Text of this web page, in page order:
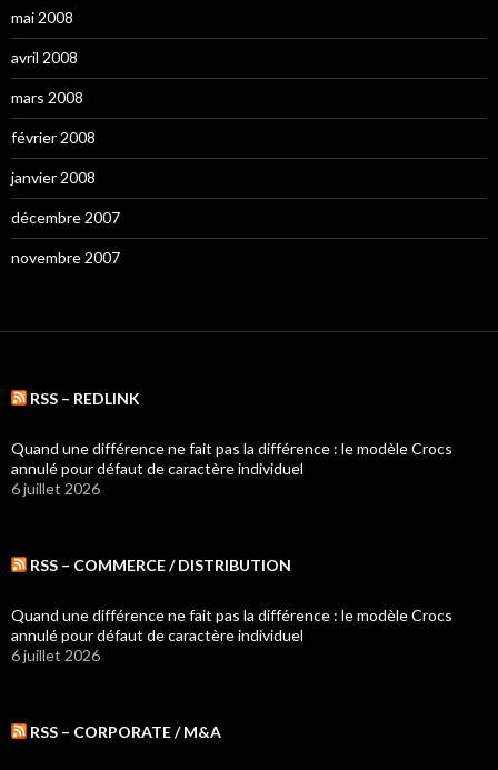
mai 2008
avril 2008
mars 2008
février 2008
janvier 2008
décembre 2007
novembre 2007
RSS – REDLINK
Quand une différence ne fait pas la différence : le modèle Crocs
annulé pour défaut de caractère individuel
6 juillet 2026
RSS – COMMERCE / DISTRIBUTION
Quand une différence ne fait pas la différence : le modèle Crocs
annulé pour défaut de caractère individuel
6 juillet 2026
RSS – CORPORATE / M&A